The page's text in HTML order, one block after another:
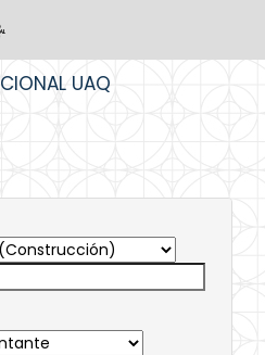
UAQ